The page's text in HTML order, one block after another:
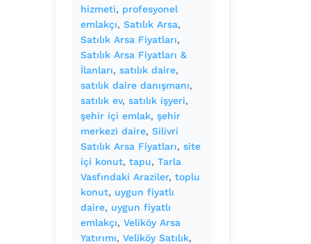
hizmeti, profesyonel
emlakçı, Satılık Arsa
Satılık Arsa Fiyatları
Satılık Arsa Fiyatları &
İlanları, satılık daire
satılık daire danışmanı
satılık ev, satılık işyeri
şehir içi emlak, şehir
merkezi daire, Silivri
Satılık Arsa Fiyatları, site
içi konut, tapu, Tarla
Vasfındaki Araziler, toplu
konut, uygun fiyatlı
daire, uygun fiyatlı
emlakçı, Veliköy Arsa
Yatırımı, Veliköy Satılık